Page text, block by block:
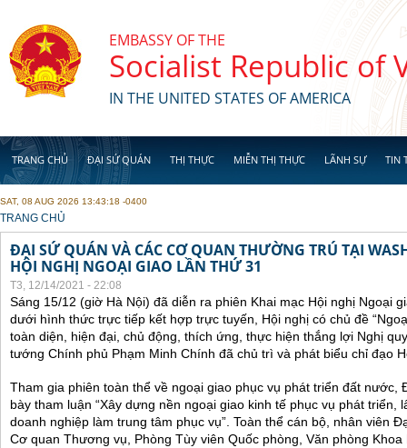
EMBASSY OF THE
Socialist Republic of
IN THE UNITED STATES OF AMERICA
TRANG CHỦ ĐẠI SỨ QUÁN THỊ THỰC MIỄN THỊ THỰC LÃNH SỰ TIN
SAT, 08 AUG 2026 13:43:18 -0400
YOU ARE HERE
TRANG CHỦ
ĐẠI SỨ QUÁN VÀ CÁC CƠ QUAN THƯỜNG TRÚ TẠI
HỘI NGHỊ NGOẠI GIAO LẦN THỨ 31
T3, 12/14/2021 - 22:08
Sáng 15/12 (giờ Hà Nội) đã diễn ra phiên Khai mạc Hội nghị Ngoại
dưới hình thức trực tiếp kết hợp trực tuyến, Hội nghị có chủ đề
toàn diện, hiện đại, chủ động, thích ứng, thực hiện thắng lợi Nghị
tướng Chính phủ Phạm Minh Chính đã chủ trì và phát biểu chỉ đạo
Tham gia phiên toàn thể về ngoại giao phục vụ phát triển đất nước,
bày tham luận “Xây dựng nền ngoại giao kinh tế phục vụ phát triển,
doanh nghiệp làm trung tâm phục vụ”. Toàn thể cán bộ, nhân viên
Cơ quan Thương vụ, Phòng Tùy viên Quốc phòng, Văn phòng